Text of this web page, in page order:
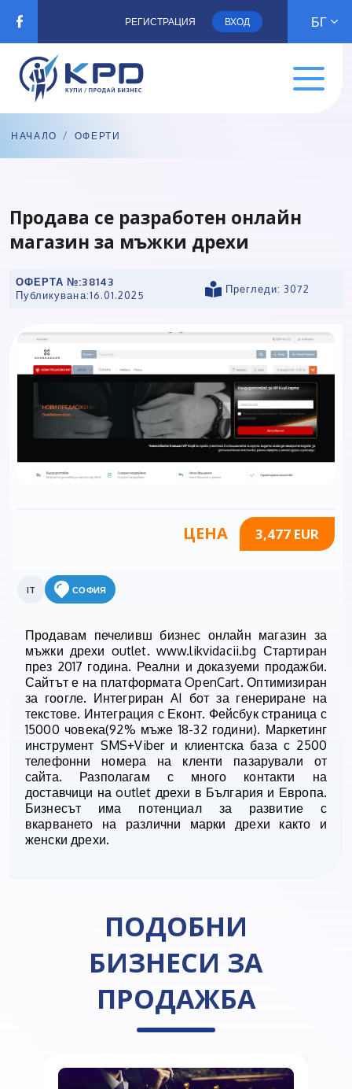
РЕГИСТРАЦИЯ ВХОД БГ
НАЧАЛО / ОФЕРТИ
Продава се разработен онлайн
магазин за мъжки дрехи
ОФЕРТА №:38143
Публикувана:16.01.2025
Прегледи: 3072
ЦЕНА 3,477 EUR
IT СОФИЯ
Продавам печеливш бизнес онлайн магазин за
мъжки дрехи outlet. www.likvidacii.bg Стартиран
през 2017 година. Реални и доказуеми продажби.
Сайтът е на платформата OpenCart. Оптимизиран
за гоогле. Интегриран AI бот за генериране на
текстове. Интеграция с Еконт. Фейсбук страница с
15000 човека(92% мъже 18-32 години). Маркетинг
инструмент SMS+Viber и клиентска база с 2500
телефонни номера на кленти пазарували от
сайта. Разполагам с много контакти на
доставчици на outlet дрехи в България и Европа.
Бизнесът има потенциал за развитие с
вкарването на различни марки дрехи както и
женски дрехи.
ПОДОБНИ
БИЗНЕСИ ЗА
ПРОДАЖБА